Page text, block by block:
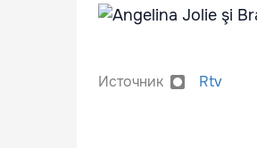
Источник Rtv